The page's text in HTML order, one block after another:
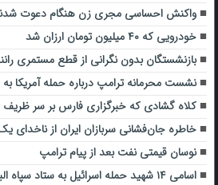
واکنش احساسی مجری زن هنگام دعوت
خودرویی که ۴۰ میلیون تومان ارزان شد
بازنشستگان بدون نگرانی از قطع مستمری
نشست محرمانه ترامپ درباره حمله آمریکا به
کلاه گشادی که خبرگزاری فارس بر سر
خاطره جان‌فشانی سربازان ایران از ناخدای یک
نوسان قیمتی نفت بعد از پیام ترامپ
اسامی ۱۴ شهید حمله اسرائیل به ستاد سپاه البرز